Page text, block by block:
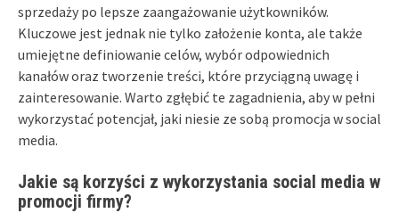
sprzedaży po lepsze zaangażowanie użytkowników.
Kluczowe jest jednak nie tylko założenie konta, ale także
umiejętne definiowanie celów, wybór odpowiednich
kanałów oraz tworzenie treści, które przyciągną uwagę i
zainteresowanie. Warto zgłębić te zagadnienia, aby w pełni
wykorzystać potencjał, jaki niesie ze sobą promocja w social
media.
Jakie są korzyści z wykorzystania social media w
promocji firmy?